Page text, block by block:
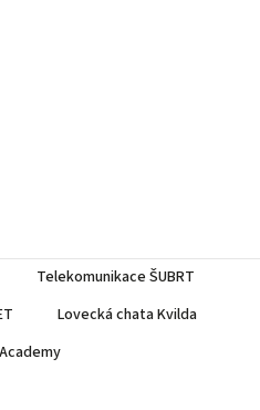
Telekomunikace ŠUBRT
Lovecká chata Kvilda